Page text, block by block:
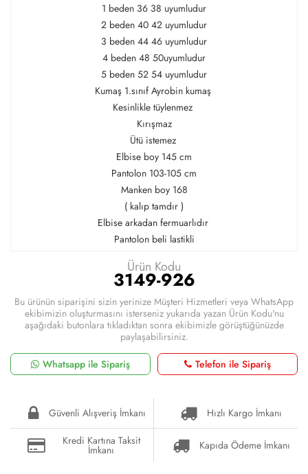
1 beden 36 38 uyumludur
2 beden 40 42 uyumludur
3 beden 44 46 uyumludur
4 beden 48 50uyumludur
5 beden 52 54 uyumludur
Kumaş 1.sınıf Ayrobin kumaş
Kesinlikle tüylenmez
Kırışmaz
Ütü istemez
Elbise boy 145 cm
Pantolon 103-105 cm
Manken boy 168
( kalıp tamdır )
Elbise arkadan fermuarlıdır
Pantolon beli lastikli
Ürün Kodu
3149-926
Bu ürünün siparişini sizin yerinize Müşteri Hizmetleri veya WhatsApp
ekibimizin oluşturmasını isterseniz yukarıda yazan Ürün Kodu'nu
aşağıdaki butonlara tıkladıktan sonra ekibimizle görüştüğünüzde
paylaşabilirsiniz.
Whatsapp ile Sipariş
Telefon ile Sipariş
Güvenli Alışveriş İmkanı
Hızlı Kargo İmkanı
Kredi Kartına Taksit
İmkanı Kapıda Ödeme İmkanı